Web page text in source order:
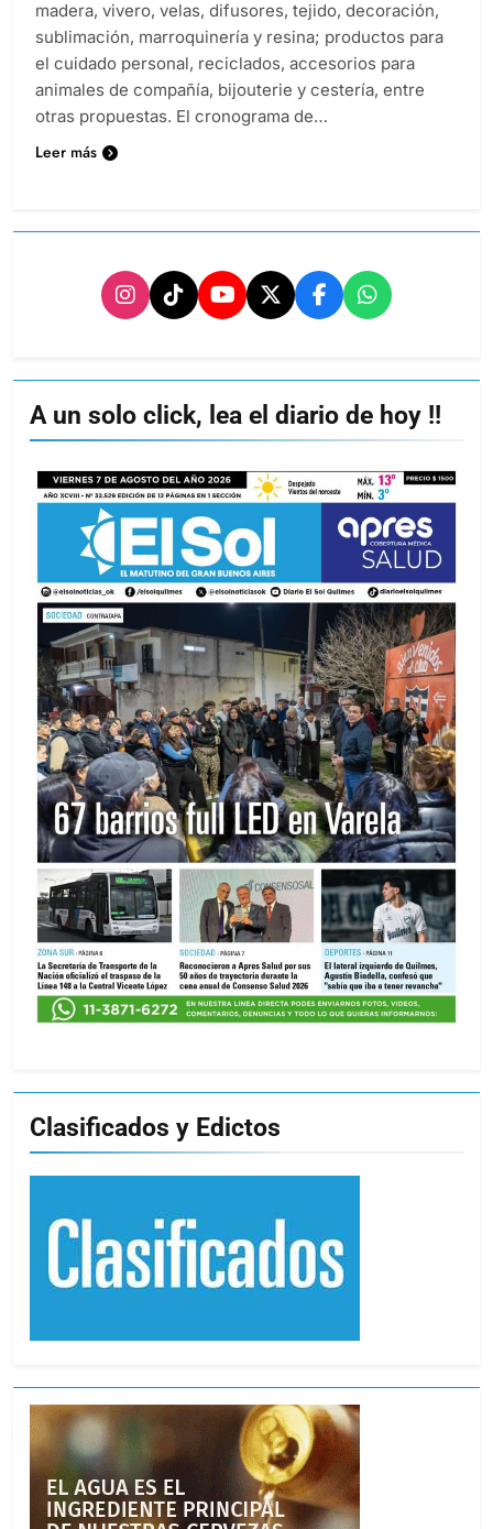
madera, vivero, velas, difusores, tejido, decoración,
sublimación, marroquinería y resina; productos para
el cuidado personal, reciclados, accesorios para
animales de compañía, bijouterie y cestería, entre
otras propuestas. El cronograma de…
Leer más
A un solo click, lea el diario de hoy !!
Clasificados y Edictos